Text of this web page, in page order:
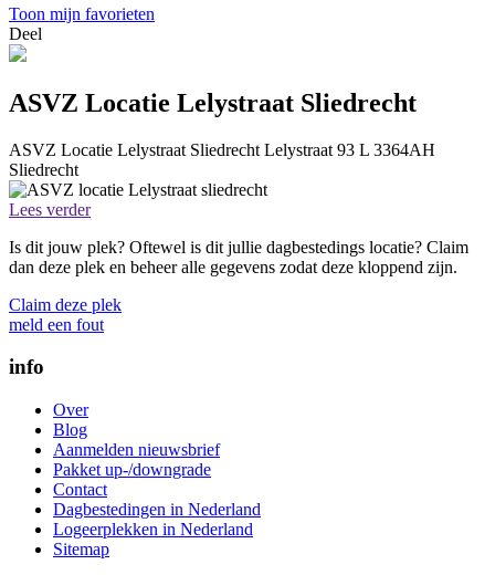
Toon mijn favorieten
Deel
ASVZ Locatie Lelystraat Sliedrecht
ASVZ Locatie Lelystraat Sliedrecht Lelystraat 93 L 3364AH
Sliedrecht
Lees verder
Is dit jouw plek? Oftewel is dit jullie dagbestedings locatie? Claim
dan deze plek en beheer alle gegevens zodat deze kloppend zijn.
Claim deze plek
meld een fout
info
Over
Blog
Aanmelden nieuwsbrief
Pakket up-/downgrade
Contact
Dagbestedingen in Nederland
Logeerplekken in Nederland
Sitemap